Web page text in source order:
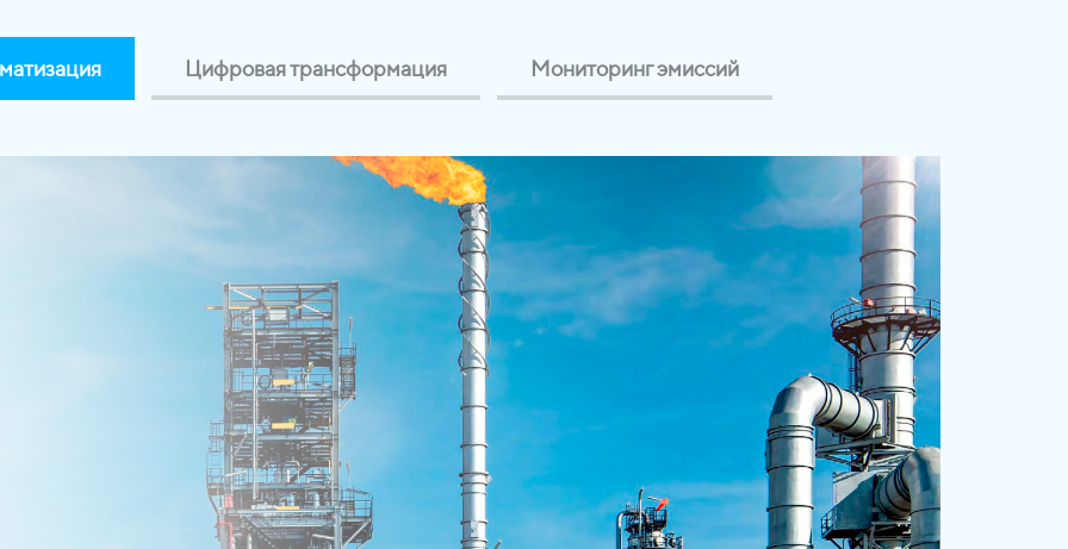
Цифровая трансформация Мониторинг эмиссий